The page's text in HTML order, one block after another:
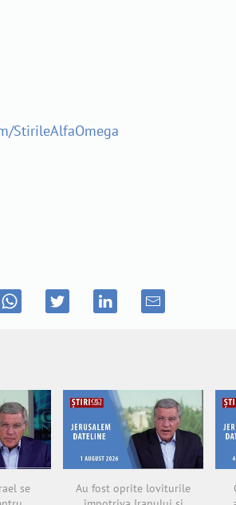
StirileAlfaOmega
se
Au fost oprite loviturile